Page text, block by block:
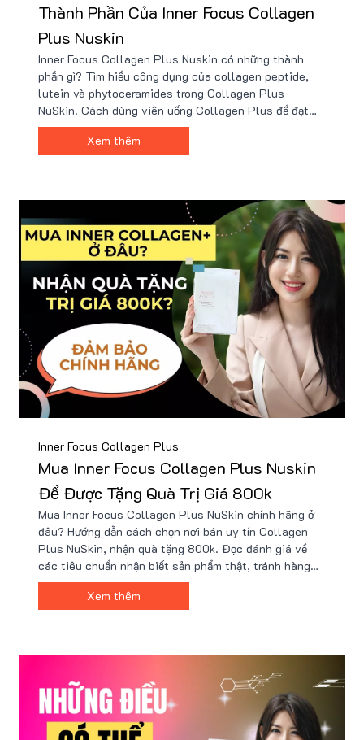
Thành Phần Của Inner Focus Collagen
Plus Nuskin
Inner Focus Collagen Plus Nuskin có những thành
phần gì? Tìm hiểu công dụng của collagen peptide,
lutein và phytoceramides trong Collagen Plus
NuSkin. Cách dùng viên uống Collagen Plus để đạt
hiệu quả cao nhất. Điểm mạnh nổi bật của Collagen
Plus Nuskin so với các sản phẩm collagen khác. Mua
Xem thêm
Inner Focus Collagen Plus
Mua Inner Focus Collagen Plus Nuskin
Để Được Tặng Quà Trị Giá 800k
Mua Inner Focus Collagen Plus NuSkin chính hãng ở
đâu? Hướng dẫn cách chọn nơi bán uy tín Collagen
Plus NuSkin, nhận quà tặng 800k. Đọc đánh giá về
các tiêu chuẩn nhận biết sản phẩm thật, tránh hàng
giả, kém chất lượng. Mua ngay Collagen Plus chính
hãng để có làn da khỏe đẹp.
Xem thêm